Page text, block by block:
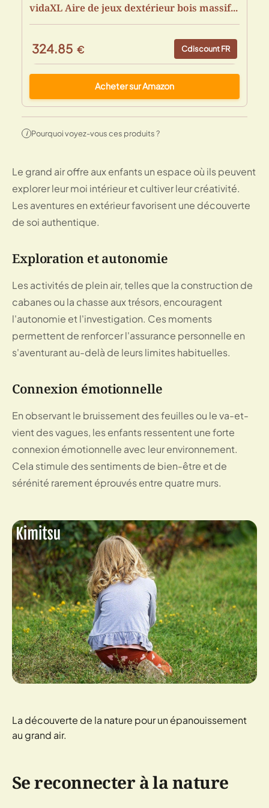
vidaXL Aire de jeux dextérieur bois massif...
324.85 € Cdiscount FR
Acheter sur Amazon
i Pourquoi voyez-vous ces produits ?
Le grand air offre aux enfants un espace où ils peuvent
explorer leur moi intérieur et cultiver leur créativité.
Les aventures en extérieur favorisent une découverte
de soi authentique.
Exploration et autonomie
Les activités de plein air, telles que la construction de
cabanes ou la chasse aux trésors, encouragent
l'autonomie et l'investigation. Ces moments
permettent de renforcer l'assurance personnelle en
s'aventurant au-delà de leurs limites habituelles.
Connexion émotionnelle
En observant le bruissement des feuilles ou le va-et-
vient des vagues, les enfants ressentent une forte
connexion émotionnelle avec leur environnement.
Cela stimule des sentiments de bien-être et de
sérénité rarement éprouvés entre quatre murs.
La découverte de la nature pour un épanouissement
au grand air.
Se reconnecter à la nature